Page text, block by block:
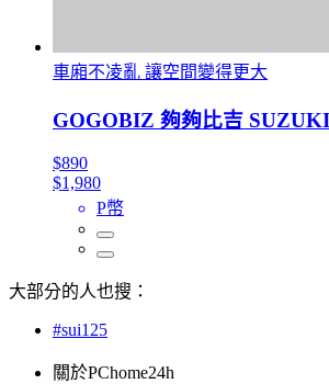
車廂不凌亂 讓空間變得更大
GOGOBIZ 夠夠比吉
$890
$1,980
P幣
大部分的人也搜：
#sui125
關於PChome24h